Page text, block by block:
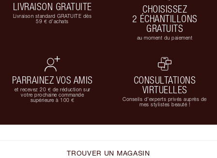
LIVRAISON GRATUITE
Livraison standard GRATUITE dès
59 € d'achats
CHOISISSEZ
2 ÉCHANTILLONS
GRATUITS
au moment du paiement
PARRAINEZ VOS AMIS
et recevez 20 € de réduction sur
votre prochaine commande
supérieure à 100 €
CONSULTATIONS
VIRTUELLES
Conseils d'experts privés auprès de
mes stylistes beauté !
TROUVER UN MAGASIN